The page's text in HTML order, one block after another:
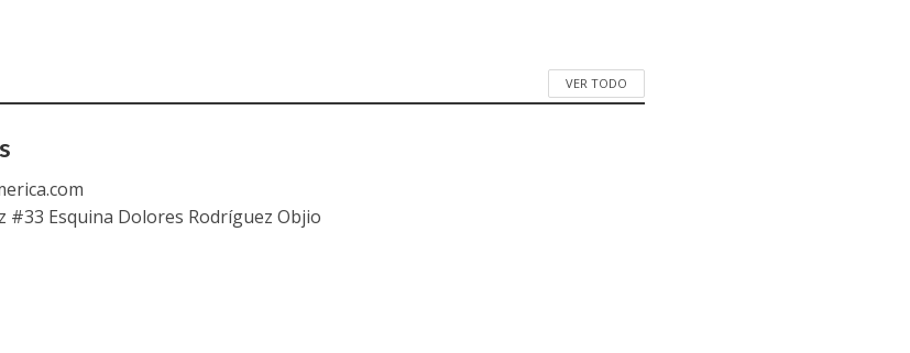
VER TODO
#33 Esquina Dolores Rodríguez Objio